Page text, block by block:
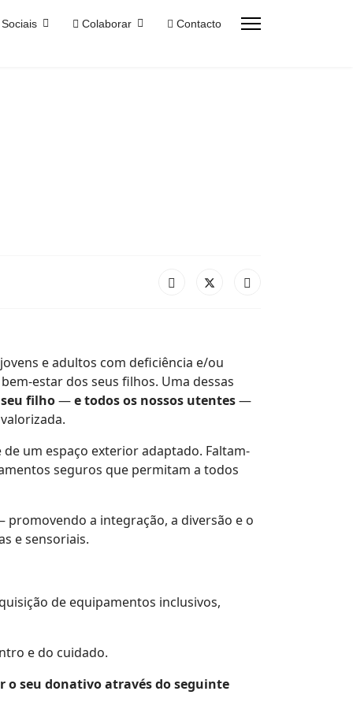
Colaborar Contacto
e adultos com deficiência e/ou
estar dos seus filhos. Uma dessas
filho—e todos os nossos utentes—
um espaço exterior adaptado. Faltam-
seguros que permitam a todos
a integração, a diversão e o
e sensoriais.
de equipamentos inclusivos,
e do cuidado.
o seu donativo através do seguinte